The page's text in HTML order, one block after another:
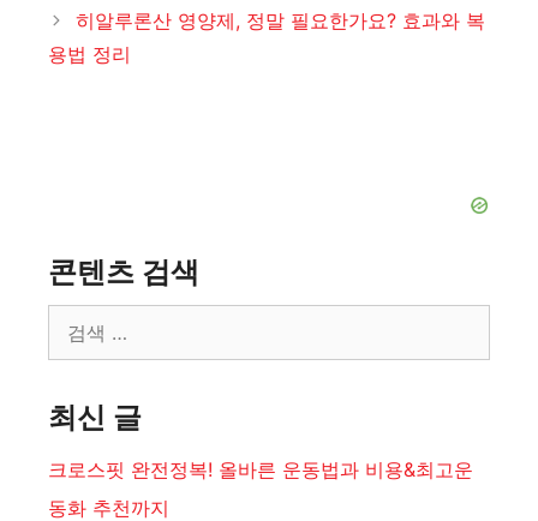
리
히알루론산 영양제, 정말 필요한가요? 효과와 복
용법 정리
콘텐츠 검색
색:
최신 글
크로스핏 완전정복! 올바른 운동법과 비용&최고운
동화 추천까지